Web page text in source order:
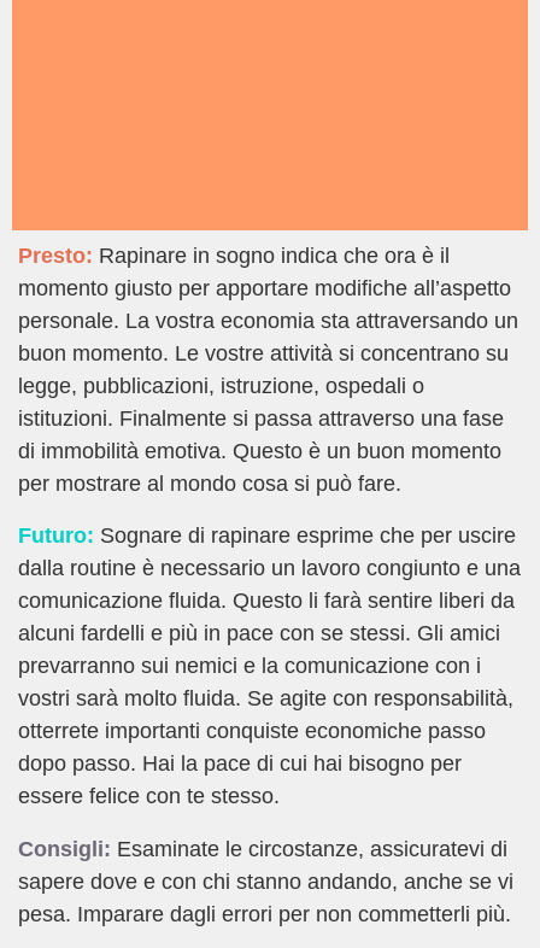
Presto: Rapinare in sogno indica che ora è il
momento giusto per apportare modifiche all’aspetto
personale. La vostra economia sta attraversando un
buon momento. Le vostre attività si concentrano su
legge, pubblicazioni, istruzione, ospedali o
istituzioni. Finalmente si passa attraverso una fase
di immobilità emotiva. Questo è un buon momento
per mostrare al mondo cosa si può fare.
Futuro: Sognare di rapinare esprime che per uscire
dalla routine è necessario un lavoro congiunto e una
comunicazione fluida. Questo li farà sentire liberi da
alcuni fardelli e più in pace con se stessi. Gli amici
prevarranno sui nemici e la comunicazione con i
vostri sarà molto fluida. Se agite con responsabilità,
otterrete importanti conquiste economiche passo
dopo passo. Hai la pace di cui hai bisogno per
essere felice con te stesso.
Consigli: Esaminate le circostanze, assicuratevi di
sapere dove e con chi stanno andando, anche se vi
pesa. Imparare dagli errori per non commetterli più.